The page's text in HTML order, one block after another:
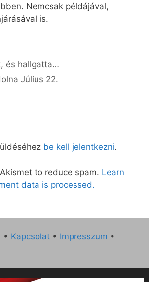
Nemcsak példájával,
is.
és hallgatta…
Július 22.
be kell jelentkezni.
to reduce spam. Learn
data is processed.
• Kapcsolat • Impresszum •